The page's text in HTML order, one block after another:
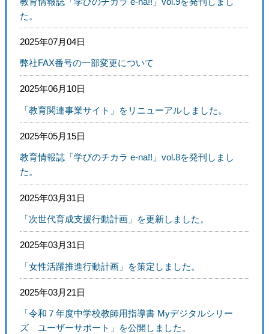
た。
2025年07月04日
弊社FAX番号の一部変更について
2025年06月10日
「教育関連事業サイト」をリニューアルしました。
2025年05月15日
教育情報誌「学びのチカラ e-na!!」vol.8を発刊しまし
た。
2025年03月31日
「次世代育成支援行動計画」を更新しました。
2025年03月31日
「女性活躍推進行動計画」を策定しました。
2025年03月21日
「令和７年度中学校教師用指導書 Myデジタルシリー
ズ ユーザーサポート」を公開しました。